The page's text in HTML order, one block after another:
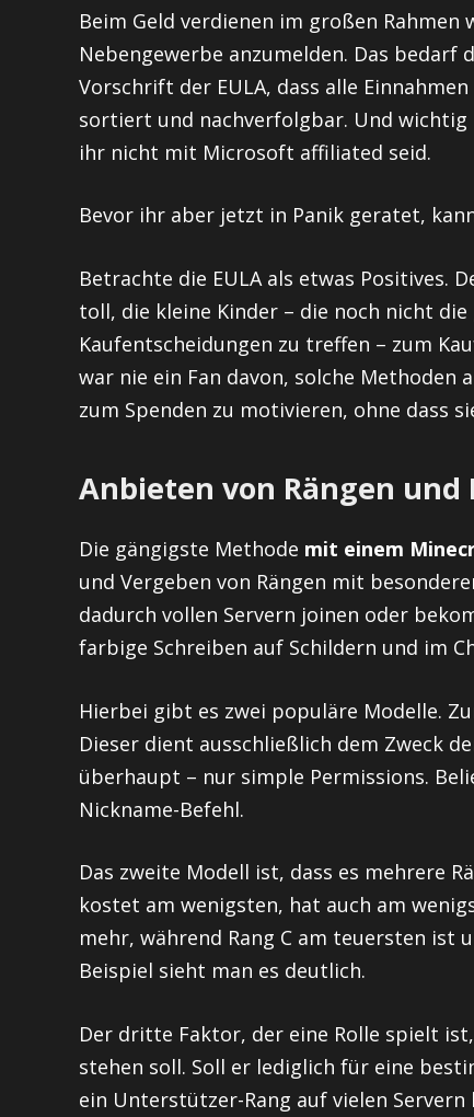
Beim Geld verdienen im großen
Nebengewerbe anzumelden. Das bedarf
Vorschrift der EULA, dass alle
sortiert und nachverfolgbar. Und wichtig
ihr nicht mit Microsoft affiliated seid.
Bevor ihr aber jetzt in Panik geratet,
Betrachte die EULA als etwas Positives.
toll, die kleine Kinder – die noch nicht
Kaufentscheidungen zu treffen – zum
war nie ein Fan davon, solche Methoden
zum Spenden zu motivieren, ohne dass
Anbieten von Rängen und
Die gängigste Methode mit einem
und Vergeben von Rängen mit
dadurch vollen Servern joinen oder
farbige Schreiben auf Schildern und im
Hierbei gibt es zwei populäre Modelle.
Dieser dient ausschließlich dem Zweck
überhaupt – nur simple Permissions.
Nickname-Befehl.
Das zweite Modell ist, dass es mehrere
kostet am wenigsten, hat auch am
mehr, während Rang C am teuersten ist
Beispiel sieht man es deutlich.
Der dritte Faktor, der eine Rolle spielt
stehen soll. Soll er lediglich für eine
ein Unterstützer-Rang auf vielen